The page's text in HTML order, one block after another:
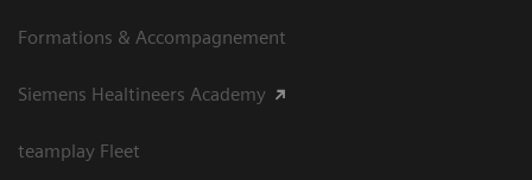
Formations & Accompagnement
Siemens Healtineers Academy
teamplay Fleet